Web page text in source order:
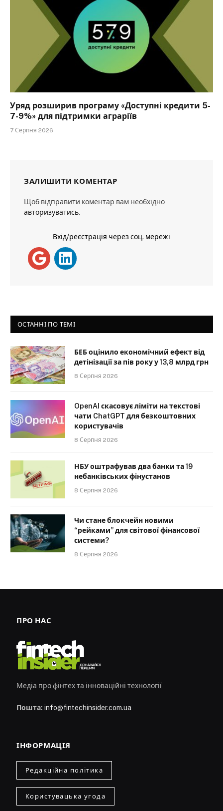
Уряд розширив програму «Доступні кредити 5-
7-9%» для підтримки аграріїв
7 Серпня 2026
ЗАЛИШИТИ КОМЕНТАР
Щоб відправити коментар вам необхідно
авторизуватись.
Вхід/реєстрація через соц. мережі
ОСТАННІ ПО ТЕМІ
БЕБ оцінило економічний ефект від
детінізації за пів року у 13,8 млрд грн
8 Серпня 2026
OpenAI скасовує ліміти на текстові
чати ChatGPT для безкоштовних
користувачів
8 Серпня 2026
НБУ оштрафував два банки та 19
небанківських фінустанов
8 Серпня 2026
Чи стане блокчейн новими
“рейками” для світової фінансової
системи?
8 Серпня 2026
ПРО НАС
Медіа про фінтех та інноваційні технології
Пошта: info@fintechinsider.com.ua
ІНФОРМАЦІЯ
Редакційна політика
Користувацька угода